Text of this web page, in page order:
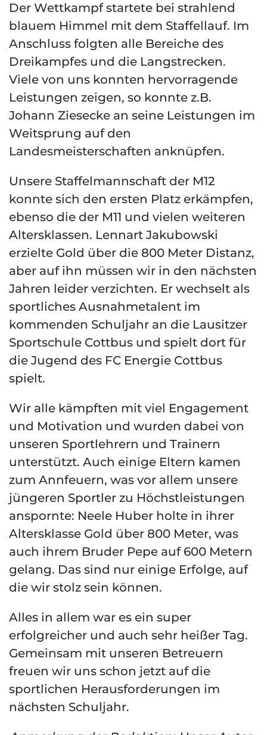
Der Wettkampf startete bei strahlend
blauem Himmel mit dem Staffellauf. Im
Anschluss folgten alle Bereiche des
Dreikampfes und die Langstrecken.
Viele von uns konnten hervorragende
Leistungen zeigen, so konnte z.B.
Johann Ziesecke an seine Leistungen im
Weitsprung auf den
Landesmeisterschaften anknüpfen.
Unsere Staffelmannschaft der M12
konnte sich den ersten Platz erkämpfen,
ebenso die der M11 und vielen weiteren
Altersklassen. Lennart Jakubowski
erzielte Gold über die 800 Meter Distanz,
aber auf ihn müssen wir in den nächsten
Jahren leider verzichten. Er wechselt als
sportliches Ausnahmetalent im
kommenden Schuljahr an die Lausitzer
Sportschule Cottbus und spielt dort für
die Jugend des FC Energie Cottbus
spielt.
Wir alle kämpften mit viel Engagement
und Motivation und wurden dabei von
unseren Sportlehrern und Trainern
unterstützt. Auch einige Eltern kamen
zum Annfeuern, was vor allem unsere
jüngeren Sportler zu Höchstleistungen
anspornte: Neele Huber holte in ihrer
Altersklasse Gold über 800 Meter, was
auch ihrem Bruder Pepe auf 600 Metern
gelang. Das sind nur einige Erfolge, auf
die wir stolz sein können.
Alles in allem war es ein super
erfolgreicher und auch sehr heißer Tag.
Gemeinsam mit unseren Betreuern
freuen wir uns schon jetzt auf die
sportlichen Herausforderungen im
nächsten Schuljahr.